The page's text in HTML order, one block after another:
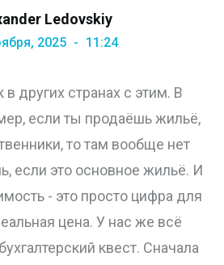
Ledovskiy
2025 11:24
в других странах с этим. В
если ты продаёшь жильё,
то там вообще нет
если это основное жильё. И
- это просто цифра для
цена. У нас же всё
квест. Сначала